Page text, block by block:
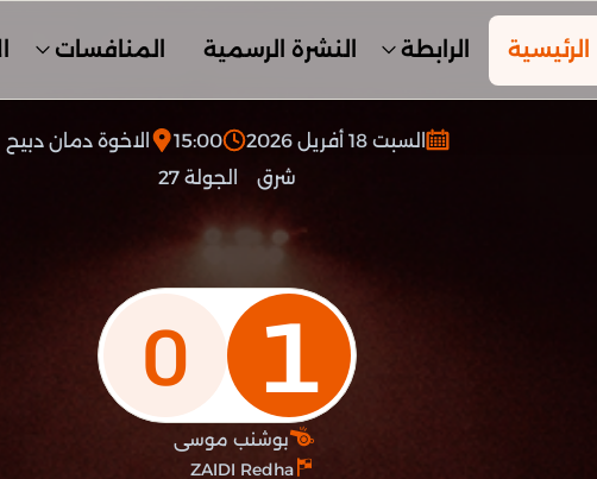
الرئيسية الرابطة النشرة الرسمية المنافسات
السبت 18 أفريل 2026 15:00
الاخوة دمان دبيح
شرق
الجولة 27
1
0
بوشنب موسى
ZAIDI Redha